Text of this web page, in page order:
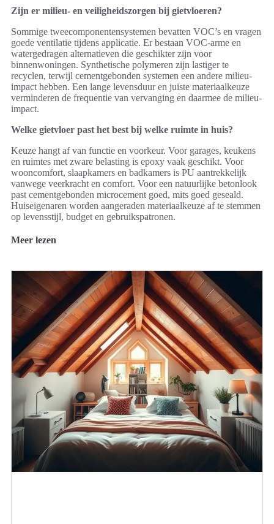
Zijn er milieu- en veiligheidszorgen bij gietvloeren?
Sommige tweecomponentensystemen bevatten VOC’s en vragen
goede ventilatie tijdens applicatie. Er bestaan VOC-arme en
watergedragen alternatieven die geschikter zijn voor
binnenwoningen. Synthetische polymeren zijn lastiger te
recyclen, terwijl cementgebonden systemen een andere milieu-
impact hebben. Een lange levensduur en juiste materiaalkeuze
verminderen de frequentie van vervanging en daarmee de milieu-
impact.
Welke gietvloer past het best bij welke ruimte in huis?
Keuze hangt af van functie en voorkeur. Voor garages, keukens
en ruimtes met zware belasting is epoxy vaak geschikt. Voor
wooncomfort, slaapkamers en badkamers is PU aantrekkelijk
vanwege veerkracht en comfort. Voor een natuurlijke betonlook
past cementgebonden microcement goed, mits goed geseald.
Huiseigenaren worden aangeraden materiaalkeuze af te stemmen
op levensstijl, budget en gebruikspatronen.
Meer lezen